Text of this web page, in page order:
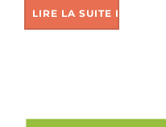
LIRE LA SUITE DE